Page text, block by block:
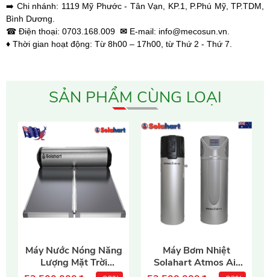
➡️ Chi nhánh: 1119 Mỹ Phước - Tân Vạn, KP.1, P.Phú Mỹ, TP.TDM,
Bình Dương.
☎ Điện thoại: 0703.168.009 ✉ E-mail: info@mecosun.vn.
♦ Thời gian hoạt động: Từ 8h00 – 17h00, từ Thứ 2 - Thứ 7.
SẢN PHẨM CÙNG LOẠI
- Dung tích: 300Lít
- Công suất điện: 2.4kW
- Tấm Phẳng Thu Nhiệt
Máy Nước Nóng Năng
Lượng Mặt Trời
Solahart 300L
- Dung tích: 180/270Lít
- Công suất: 1.7/3.6kW
- Dòng điện: 10.4/13A
Máy Bơm Nhiệt
Solahart Atmos Air
180L/270L